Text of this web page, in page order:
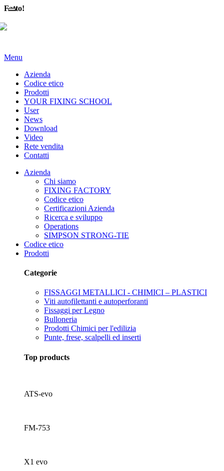
Fatto!
Menu
Azienda
Codice etico
Prodotti
YOUR FIXING SCHOOL
User
News
Download
Video
Rete vendita
Contatti
Azienda
Chi siamo
FIXING FACTORY
Codice etico
Certificazioni Azienda
Ricerca e sviluppo
Operations
SIMPSON STRONG-TIE
Codice etico
Prodotti
Categorie
FISSAGGI METALLICI - CHIMICI – PLASTICI
Viti autofilettanti e autoperforanti
Fissaggi per Legno
Bulloneria
Prodotti Chimici per l'edilizia
Punte, frese, scalpelli ed inserti
Top products
ATS-evo
FM-753
X1 evo